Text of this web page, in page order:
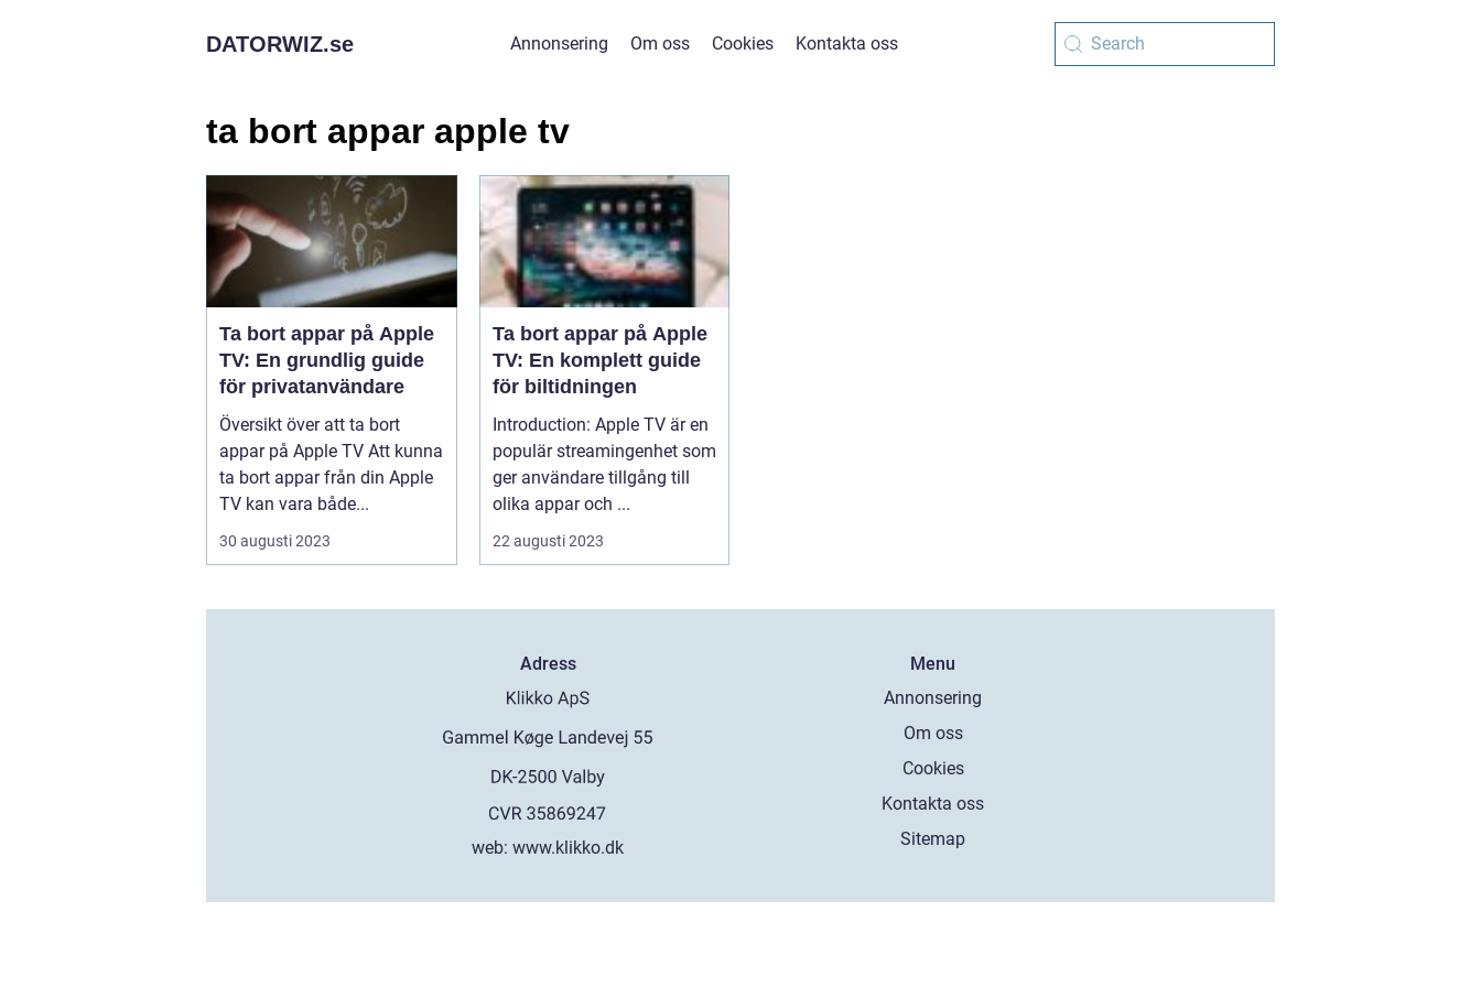
DATORWIZ.se Annonsering Om oss Cookies Kontakta oss
ta bort appar apple tv
Ta bort appar på Apple
TV: En grundlig guide
för privatanvändare
Översikt över att ta bort
appar på Apple TV Att kunna
ta bort appar från din Apple
TV kan vara både...
30 augusti 2023
Ta bort appar på Apple
TV: En komplett guide
för biltidningen
Introduction: Apple TV är en
populär streamingenhet som
ger användare tillgång till
olika appar och ...
22 augusti 2023
Adress
web:www.klikko.dk
Menu
Annonsering
Om oss
Cookies
Kontakta oss
Sitemap